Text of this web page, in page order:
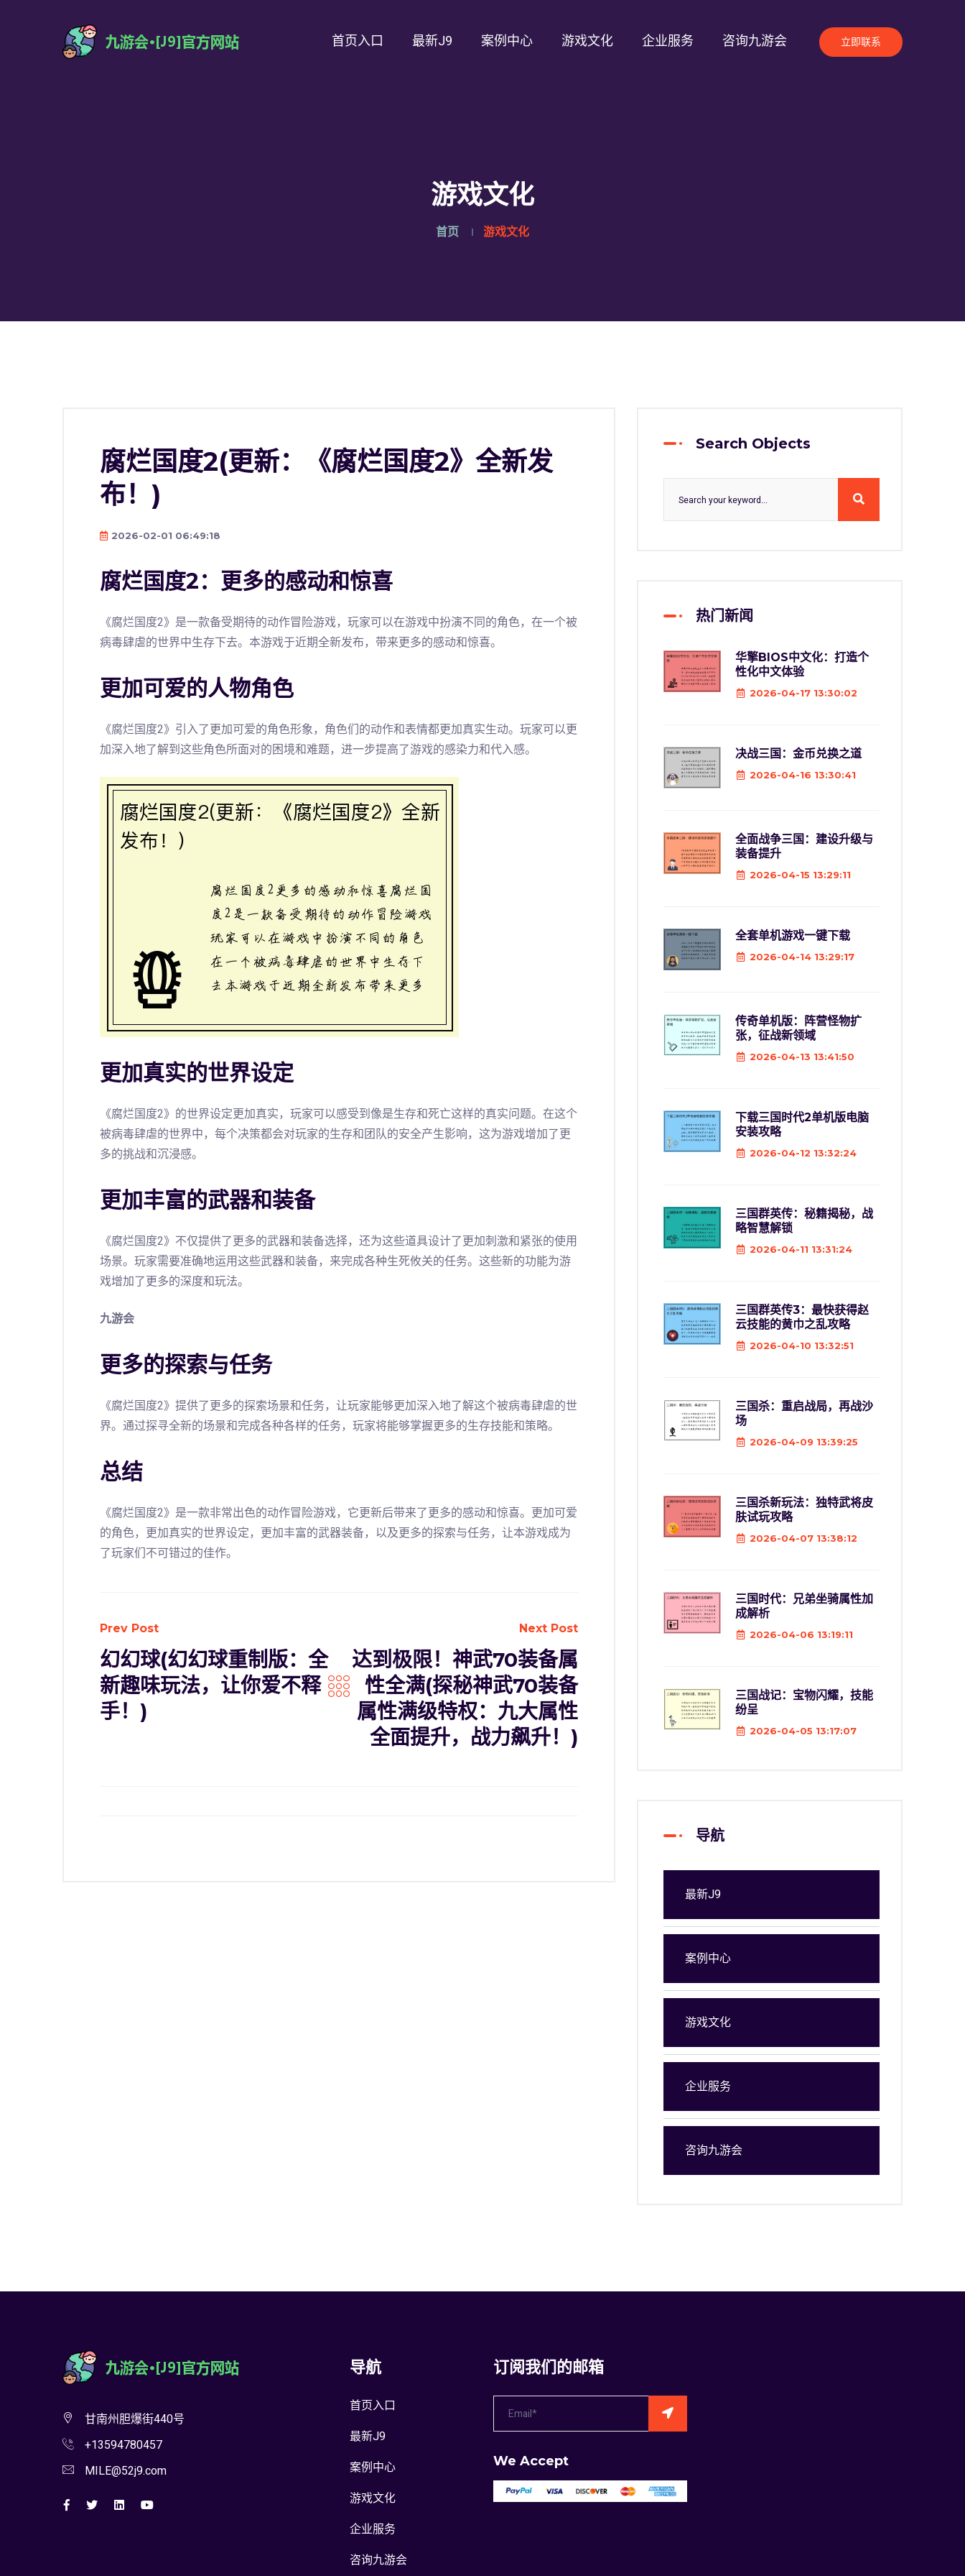
首页入口 最新J9 案例中心 游戏文化 企业服务 咨询九游会 立即联系
游戏文化
首页 游戏文化
腐烂国度2(更新：《腐烂国度2》全新发
布！)
2026-02-01 06:49:18
腐烂国度2：更多的感动和惊喜
《腐烂国度2》是一款备受期待的动作冒险游戏，玩家可以在游戏中扮演不同的角色，在一个被
病毒肆虐的世界中生存下去。本游戏于近期全新发布，带来更多的感动和惊喜。
更加可爱的人物角色
《腐烂国度2》引入了更加可爱的角色形象，角色们的动作和表情都更加真实生动。玩家可以更
加深入地了解到这些角色所面对的困境和难题，进一步提高了游戏的感染力和代入感。
更加真实的世界设定
《腐烂国度2》的世界设定更加真实，玩家可以感受到像是生存和死亡这样的真实问题。在这个
被病毒肆虐的世界中，每个决策都会对玩家的生存和团队的安全产生影响，这为游戏增加了更
多的挑战和沉浸感。
更加丰富的武器和装备
《腐烂国度2》不仅提供了更多的武器和装备选择，还为这些道具设计了更加刺激和紧张的使用
场景。玩家需要准确地运用这些武器和装备，来完成各种生死攸关的任务。这些新的功能为游
戏增加了更多的深度和玩法。
九游会
更多的探索与任务
《腐烂国度2》提供了更多的探索场景和任务，让玩家能够更加深入地了解这个被病毒肆虐的世
界。通过探寻全新的场景和完成各种各样的任务，玩家将能够掌握更多的生存技能和策略。
总结
《腐烂国度2》是一款非常出色的动作冒险游戏，它更新后带来了更多的感动和惊喜。更加可爱
的角色，更加真实的世界设定，更加丰富的武器装备，以及更多的探索与任务，让本游戏成为
了玩家们不可错过的佳作。
Prev Post
幻幻球(幻幻球重制版：全
新趣味玩法，让你爱不释
手！)
Next Post
达到极限！神武70装备属
性全满(探秘神武70装备
属性满级特权：九大属性
全面提升，战力飙升！)
Search Objects
热门新闻
华擎BIOS中文化：打造个
性化中文体验
2026-04-17 13:30:02
决战三国：金币兑换之道
2026-04-16 13:30:41
全面战争三国：建设升级与
装备提升
2026-04-15 13:29:11
全套单机游戏一键下载
2026-04-14 13:29:17
传奇单机版：阵营怪物扩
张，征战新领域
2026-04-13 13:41:50
下载三国时代2单机版电脑
安装攻略
2026-04-12 13:32:24
三国群英传：秘籍揭秘，战
略智慧解锁
2026-04-11 13:31:24
三国群英传3：最快获得赵
云技能的黄巾之乱攻略
2026-04-10 13:32:51
三国杀：重启战局，再战沙
场
2026-04-09 13:39:25
三国杀新玩法：独特武将皮
肤试玩攻略
2026-04-07 13:38:12
三国时代：兄弟坐骑属性加
成解析
2026-04-06 13:19:11
三国战记：宝物闪耀，技能
纷呈
2026-04-05 13:17:07
导航
最新J9
案例中心
游戏文化
企业服务
咨询九游会
甘南州胆爆街440号
+13594780457
MILE@52j9.com
导航
首页入口
最新J9
案例中心
游戏文化
企业服务
咨询九游会
订阅我们的邮箱
We Accept